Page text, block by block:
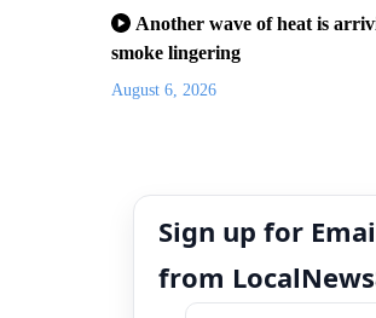
Another wave of heat is
smoke lingering
August 6, 2026
Sign up for
from